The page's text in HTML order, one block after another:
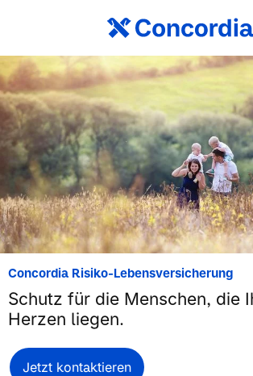
Concordia Risiko-Lebensversicherung
Schutz für die Menschen, die
Herzen liegen.
Jetzt kontaktieren